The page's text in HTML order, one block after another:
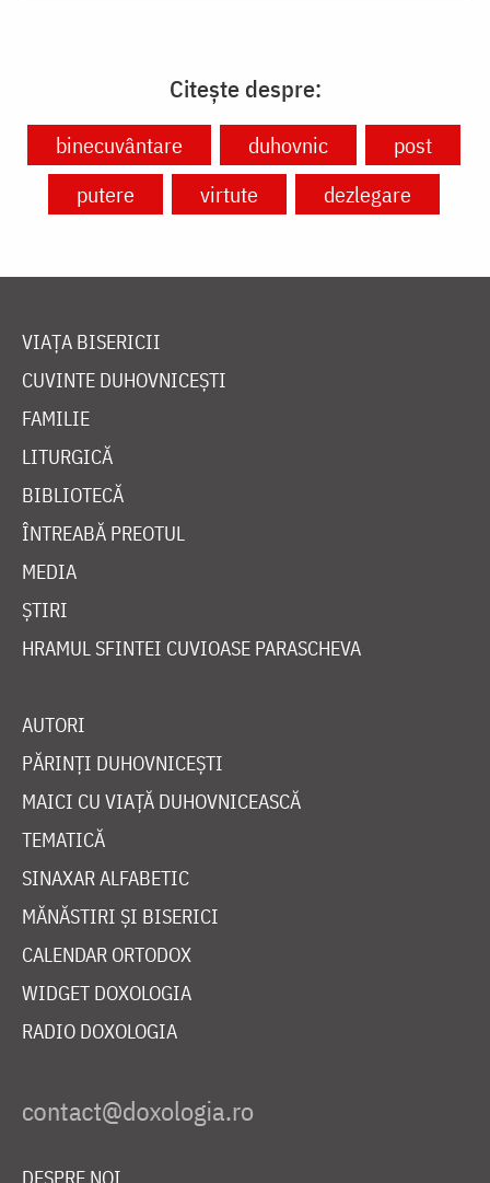
Citește despre:
binecuvântare duhovnic
post
putere
virtute dezlegare
VIAȚA BISERICII
CUVINTE DUHOVNICEȘTI
FAMILIE
LITURGICĂ
BIBLIOTECĂ
ÎNTREABĂ PREOTUL
MEDIA
ȘTIRI
HRAMUL SFINTEI CUVIOASE PARASCHEVA
AUTORI
PĂRINȚI DUHOVNICEȘTI
MAICI CU VIAȚĂ DUHOVNICEASCĂ
TEMATICĂ
SINAXAR ALFABETIC
MĂNĂSTIRI ȘI BISERICI
CALENDAR ORTODOX
WIDGET DOXOLOGIA
RADIO DOXOLOGIA